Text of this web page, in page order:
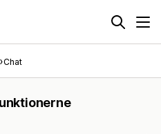
Chat